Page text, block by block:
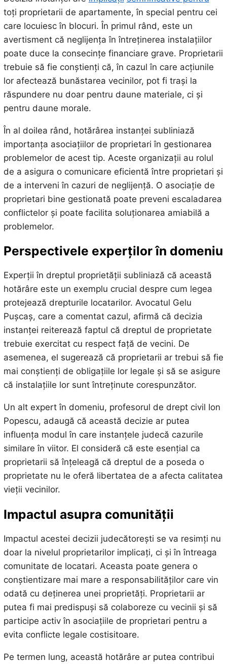
toți proprietarii de apartamente, în special pentru cei
care locuiesc în blocuri. În primul rând, este un
avertisment că neglijența în întreținerea instalațiilor
poate duce la consecințe financiare grave. Proprietarii
trebuie să fie conștienți că, în cazul în care acțiunile
lor afectează bunăstarea vecinilor, pot fi trași la
răspundere nu doar pentru daune materiale, ci și
pentru daune morale.
În al doilea rând, hotărârea instanței subliniază
importanța asociațiilor de proprietari în gestionarea
problemelor de acest tip. Aceste organizații au rolul
de a asigura o comunicare eficientă între proprietari și
de a interveni în cazuri de neglijență. O asociație de
proprietari bine gestionată poate preveni escaladarea
conflictelor și poate facilita soluționarea amiabilă a
problemelor.
Perspectivele experților în domeniu
Experții în dreptul proprietății subliniază că această
hotărâre este un exemplu crucial despre cum legea
protejează drepturile locatarilor. Avocatul Gelu
Pușcaș, care a comentat cazul, afirmă că decizia
instanței reiterează faptul că dreptul de proprietate
trebuie exercitat cu respect față de vecini. De
asemenea, el sugerează că proprietarii ar trebui să fie
mai conștienți de obligațiile lor legale și să se asigure
că instalațiile lor sunt întreținute corespunzător.
Un alt expert în domeniu, profesorul de drept civil Ion
Popescu, adaugă că această decizie ar putea
influența modul în care instanțele judecă cazurile
similare în viitor. El consideră că este esențial ca
proprietarii să înțeleagă că dreptul de a poseda o
proprietate nu le oferă libertatea de a afecta calitatea
vieții vecinilor.
Impactul asupra comunității
Impactul acestei decizii judecătorești se va resimți nu
doar la nivelul proprietarilor implicați, ci și în întreaga
comunitate de locatari. Aceasta poate genera o
conștientizare mai mare a responsabilităților care vin
odată cu deținerea unei proprietăți. Proprietarii ar
putea fi mai predispuși să colaboreze cu vecinii și să
participe activ în asociațiile de proprietari pentru a
evita conflicte legale costisitoare.
Pe termen lung, această hotărâre ar putea contribui